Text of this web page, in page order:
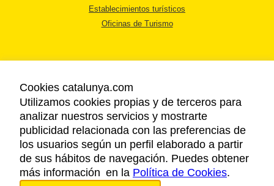
Establecimientos turísticos
Oficinas de Turismo
AVISO LEGAL
POLÍTICA DE PRIVACIDAD
COOKIES
ACCESSIBILIDAD
Cookies catalunya.com
Utilizamos cookies propias y de terceros para
analizar nuestros servicios y mostrarte
publicidad relacionada con las preferencias de
los usuarios según un perfil elaborado a partir
de sus hábitos de navegación. Puedes obtener
más información en la Política de Cookies.